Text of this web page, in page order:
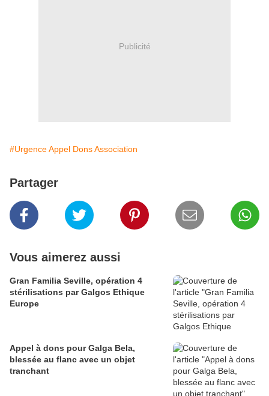
Publicité
#Urgence Appel Dons Association
Partager
Vous aimerez aussi
Gran Familia Seville, opération 4
stérilisations par Galgos Ethique
Europe
Appel à dons pour Galga Bela,
blessée au flanc avec un objet
tranchant